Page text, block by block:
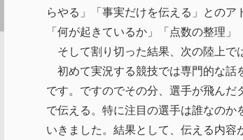
らやる」「事実だけを伝える」との
「何が起きているか」「点数の整理
そして割り切った結果、次の陸上で
初めて実況する競技では専門的な話
です。ですのでその分、選手が飛んだ
で伝える。特に注目の選手は誰なのか
いきました。結果として、伝える内容